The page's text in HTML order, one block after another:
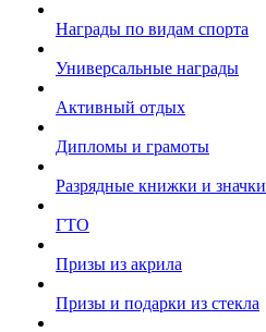
Награды по видам спорта
Универсальные награды
Активный отдых
Дипломы и грамоты
Разрядные книжки и значки
ГТО
Призы из акрила
Призы и подарки из стекла